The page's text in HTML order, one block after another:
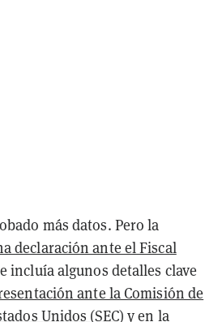
más datos. Pero la
declaración ante el Fiscal
incluía algunos detalles clave
ante la Comisión de
Unidos (SEC) y en la